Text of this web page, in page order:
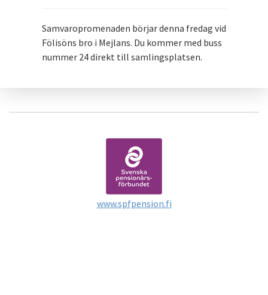
Samvaropromenaden börjar denna fredag vid
Fölisöns bro i Mejlans. Du kommer med buss
nummer 24 direkt till samlingsplatsen.
www.spfpension.fi